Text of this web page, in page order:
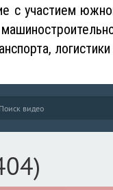
с участием